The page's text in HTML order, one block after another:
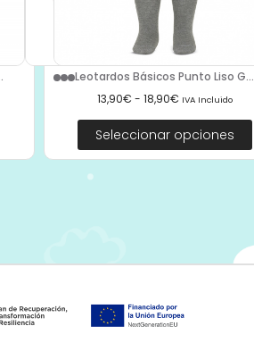
Leotardos Básicos Punto Liso G...
13,90€ - 18,90€ IVA Incluido
Seleccionar opciones